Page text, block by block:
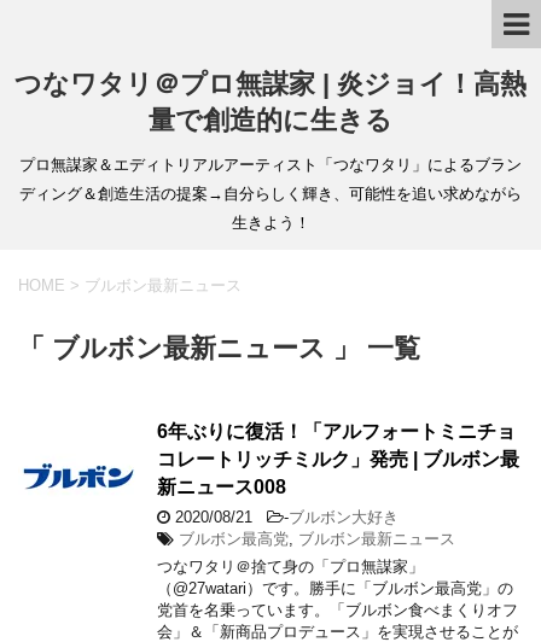
つなワタリ＠プロ無謀家 | 炎ジョイ！高熱
量で創造的に生きる
プロ無謀家＆エディトリアルアーティスト「つなワタリ」によるブラン
ディング＆創造生活の提案→自分らしく輝き、可能性を追い求めながら
生きよう！
HOME > ブルボン最新ニュース
「 ブルボン最新ニュース 」 一覧
6年ぶりに復活！「アルフォートミニチョ
コレートリッチミルク」発売 | ブルボン最
新ニュース008
2020/08/21 -ブルボン大好き
ブルボン最高党 ブルボン最新ニュース
つなワタリ＠捨て身の「プロ無謀家」
（@27watari）です。勝手に「ブルボン最高党」の
党首を名乗っています。「ブルボン食べまくりオフ
会」＆「新商品プロデュース」を実現させることが